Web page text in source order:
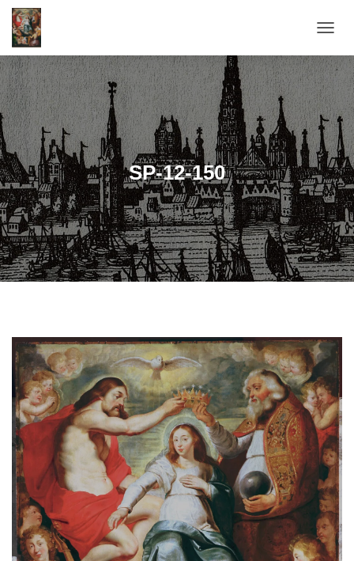
O
G
G
L
E
N
A
V
I
G
A
T
I
E
SP-12-150